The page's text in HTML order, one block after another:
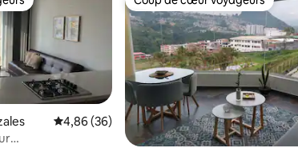
Évaluation moyenne sur la base de 36
4,86 (36)
Coup de cœur voyageurs